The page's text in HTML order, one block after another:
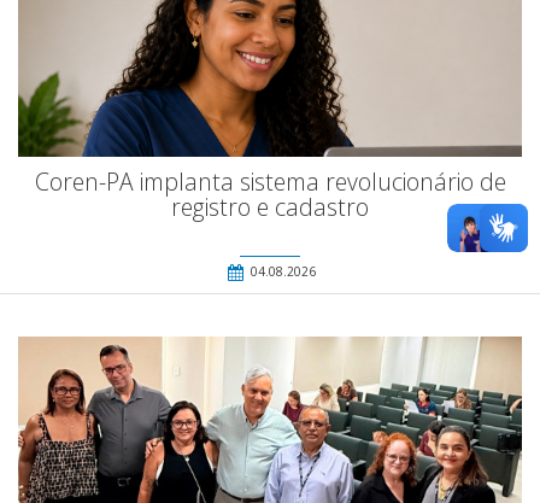
Coren-PA implanta sistema revolucionário de
registro e cadastro
04.08.2026